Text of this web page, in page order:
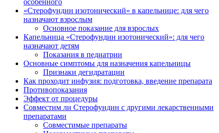
особенного
«Стерофундин изотонический» в капельнице: для чего
назначают взрослым
Основное показание для взрослых
Капельница «Стерофундин изотонический»: для чего
назначают детям
Показания в педиатрии
Основные симптомы для назначения капельницы
Признаки дегидратации
Как проходит инфузия: подготовка, введение препарата
Противопоказания
Эффект от процедуры
Совместим ли Стерофундин с другими лекарственными
препаратами
Совместимые препараты